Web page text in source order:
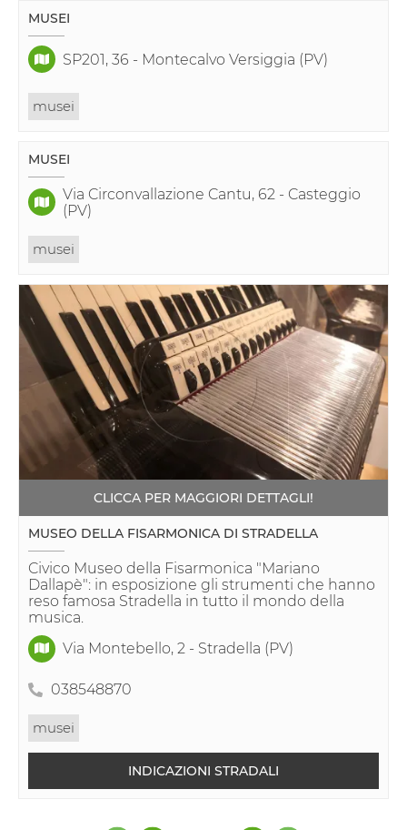
MUSEI
SP201, 36 - Montecalvo Versiggia (PV)
musei
MUSEI
Via Circonvallazione Cantu, 62 - Casteggio
(PV)
musei
CLICCA PER MAGGIORI DETTAGLI!
MUSEO DELLA FISARMONICA DI STRADELLA
Civico Museo della Fisarmonica "Mariano
Dallapè": in esposizione gli strumenti che hanno
reso famosa Stradella in tutto il mondo della
musica.
Via Montebello, 2 - Stradella (PV)
038548870
musei
INDICAZIONI STRADALI